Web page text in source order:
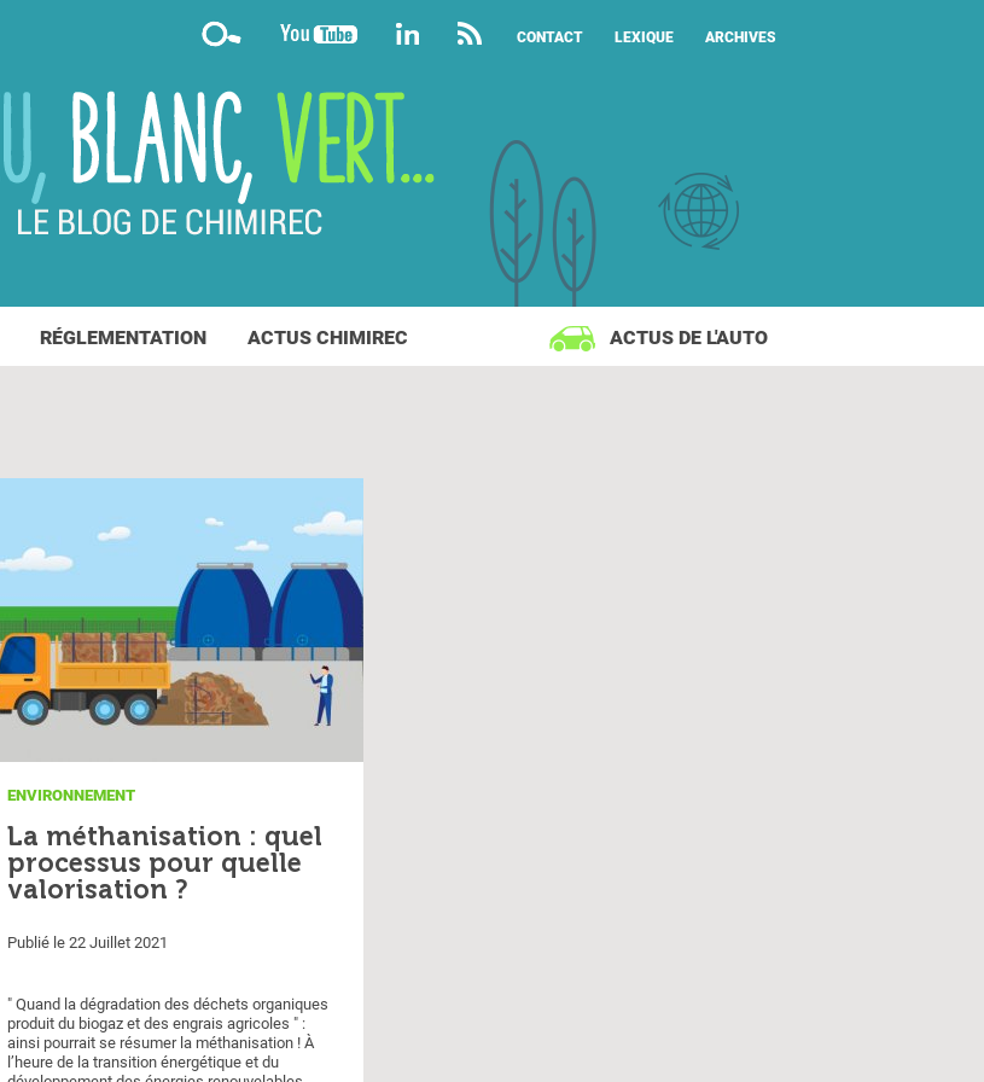
ENVIRONNEMENT
La méthanisation : quel
processus pour quelle
valorisation ?
Publié le 22 Juillet 2021
" Quand la dégradation des déchets organiques
produit du biogaz et des engrais agricoles " :
ainsi pourrait se résumer la méthanisation ! À
l’heure de la transition énergétique et du
CONTACT LEXIQUE ARCHIVES
RÉGLEMENTATION ACTUS CHIMIREC ACTUS DE L'AUTO